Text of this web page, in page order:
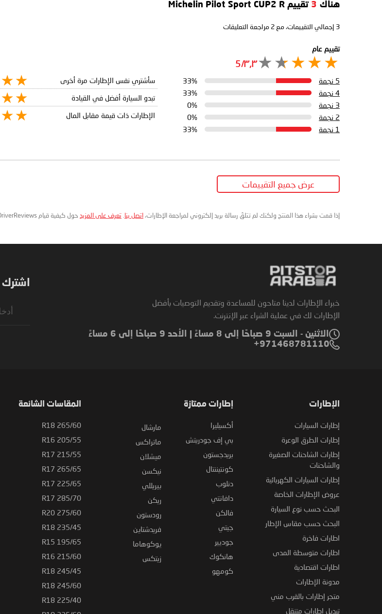
هناك 3 تقييم Michelin Pilot Sport CUP2 R
3 إجمالي التقييمات، مع 2 مراجعة التعليقات
تقييم عام
٣٫٣/5
5 نجمة
33%
4 نجمة
33%
3 نجمة
0%
2 نجمة
0%
1 نجمة
33%
سأشتري نفس الإطارات مرة أخرى
تبدو السيارة أفضل في القيادة
الإطارات ذات قيمة مقابل المال
عرض جميع التقييمات
إذا قمت بشراء هذا المنتج ولكنك لم تتلقَ رسالة بريد إلكتروني لمراجعة الإطارات، اتصل بنا تعرف على المزيد حول كيفية قيام DriverReviews بمراجعة التعليقات.
خبراء الإطارات لدينا متاحون للمساعدة وتقديم التوصيات بأفضل
الإطارات لك في عملية الشراء عبر الإنترنت.
الاثنين - السبت 9 صباحًا إلى 8 مساءً | الأحد 9 صباحًا إلى 6 مساءً
971468781110+
الإطارات
إطارات السيارات
إطارات الطرق الوعرة
إطارات الشاحنات الصغيرة
والشاحنات
إطارات السيارات الكهربائية
عروض الإطارات الخاصة
البحث حسب نوع السيارة
البحث حسب مقاس الإطار
اطارات فاخرة
اطارات متوسطة المدى
اطارات اقتصادية
مدونة الإطارات
متجر إطارات بالقرب مني
تبديل اطارات متنقل
إطارات ممتازة
أكسيليرا
بي إف جودريتش
بريدجستون
كونتيننتال
دنلوب
دافانتي
فالكن
جيتي
جوديير
هانكوك
كومهو
مارشال
ماتراكس
ميشلان
نيكسن
بيريللي
ريكن
رودستون
فريدشتاين
يوكوهاما
زيتكس
المقاسات الشائعة
265/60 R18
205/55 R16
215/55 R17
265/65 R17
225/65 R17
285/70 R17
275/60 R20
235/45 R18
195/65 R15
215/60 R16
245/45 R18
245/60 R18
225/40 R18